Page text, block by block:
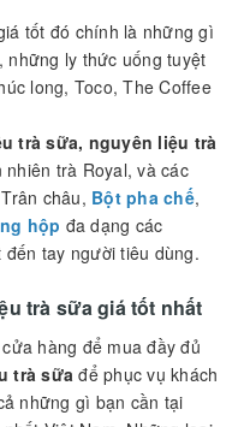
NGỌT NGÀO NHƯ MÂY,
ĐEN - LY TRÀ SỮA ĐẮT
TRÂN CHÂU CHUẨN
tốt đó chính là những gì
ly thức uống tuyệt